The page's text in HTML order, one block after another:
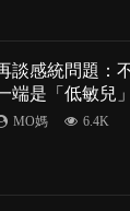
談感統問題：
端是「低敏兒」
MO媽 6.4K